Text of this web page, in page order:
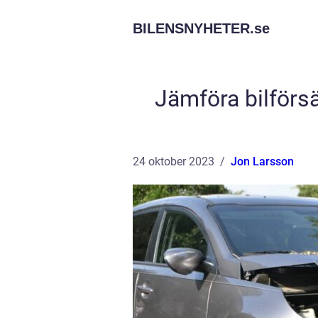
BILENSNYHETER.se
Jämföra
24 oktober 2023 Jon Larsson